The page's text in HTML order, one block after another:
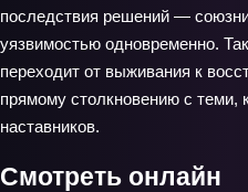
последствия решений —
уязвимостью одновременно.
переходит от выживания к
прямому столкновению с теми,
наставников.
Смотреть онлайн